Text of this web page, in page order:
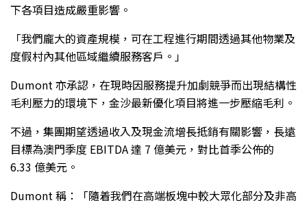
下各項目造成嚴重影響。
「我們龐大的資產規模，可在工程進行期間透過其他物業及
度假村內其他區域繼續服務客戶。」
Dumont 亦承認，在現時因服務提升加劇競爭而出現結構性
毛利壓力的環境下，金沙最新優化項目將進一步壓縮毛利。
不過，集團期望透過收入及現金流增長抵銷有關影響，長遠
目標為澳門季度 EBITDA 達 7 億美元，對比首季公佈的
6.33 億美元。
Dumont 稱：「隨着我們在高端板塊中較大眾化部分及非高